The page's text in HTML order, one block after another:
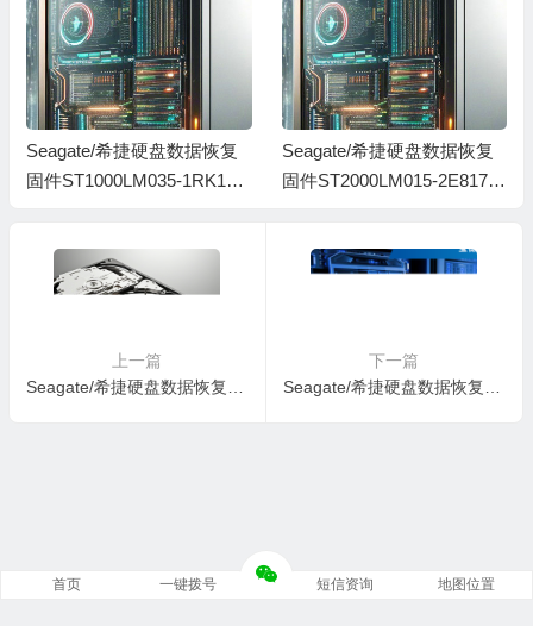
Seagate/希捷硬盘数据恢复
固件ST1000LM035-1RK172-
Seagate/希捷硬盘数据恢复
固件ST2000LM015-2E8174-
上一篇
下一篇
首页 一键拨号 短信资询 地图位置